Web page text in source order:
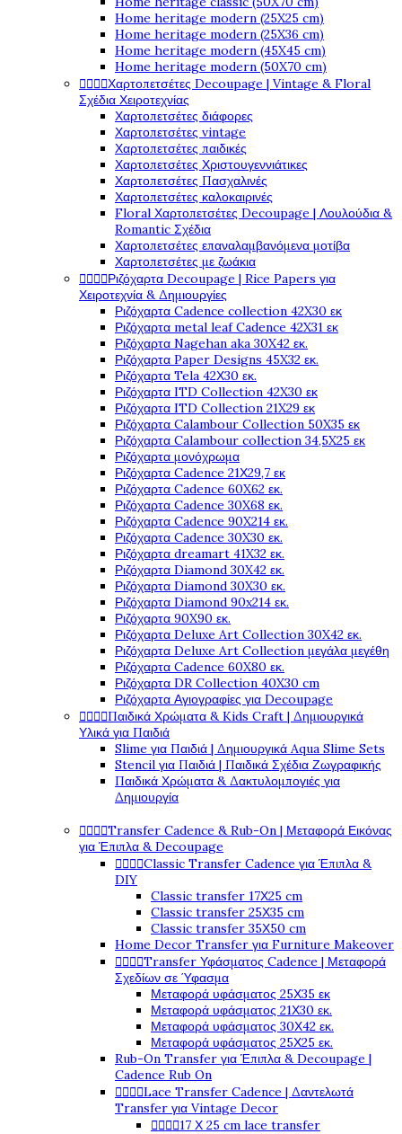
Home heritage modern (25X25 cm)
Home heritage modern (25X36 cm)
Home heritage modern (45X45 cm)
Home heritage modern (50X70 cm)
Χαρτοπετσέτες Decoupage | Vintage & Floral
Σχέδια Χειροτεχνίας
Χαρτοπετσέτες διάφορες
Χαρτοπετσέτες vintage
Χαρτοπετσέτες παιδικές
Χαρτοπετσέτες Χριστουγεννιάτικες
Χαρτοπετσέτες Πασχαλινές
Χαρτοπετσέτες καλοκαιρινές
Floral Χαρτοπετσέτες Decoupage | Λουλούδια &
Romantic Σχέδια
Χαρτοπετσέτες επαναλαμβανόμενα μοτίβα
Χαρτοπετσέτες με ζωάκια
Ριζόχαρτα Decoupage | Rice Papers για
Χειροτεχνία & Δημιουργίες
Ριζόχαρτα Cadence collection 42X30 εκ
Ριζόχαρτα metal leaf Cadence 42X31 εκ
Ριζόχαρτα Nagehan aka 30X42 εκ.
Ριζόχαρτα Paper Designs 45X32 εκ.
Ριζόχαρτα Tela 42Χ30 εκ.
Ριζόχαρτα ITD Collection 42X30 εκ
Ριζόχαρτα ITD Collection 21X29 εκ
Ριζόχαρτα Calambour Collection 50X35 εκ
Ριζόχαρτα Calambour collection 34,5X25 εκ
Ριζόχαρτα μονόχρωμα
Ριζόχαρτα Cadence 21Χ29,7 εκ
Ριζόχαρτα Cadence 60X62 εκ.
Ριζόχαρτα Cadence 30X68 εκ.
Ριζόχαρτα Cadence 90X214 εκ.
Ριζόχαρτα Cadence 30X30 εκ.
Ριζόχαρτα dreamart 41X32 εκ.
Ριζόχαρτα Diamond 30X42 εκ.
Ριζόχαρτα Diamond 30X30 εκ.
Ριζόχαρτα Diamond 90x214 εκ.
Ριζόχαρτα 90X90 εκ.
Ριζόχαρτα Deluxe Art Collection 30X42 εκ.
Ριζόχαρτα Deluxe Art Collection μεγάλα μεγέθη
Ριζόχαρτα Cadence 60X80 εκ.
Ριζόχαρτα DR Collection 40X30 cm
Ριζόχαρτα Αγιογραφίες για Decoupage
Παιδικά Χρώματα & Kids Craft | Δημιουργικά
Υλικά για Παιδιά
Slime για Παιδιά | Δημιουργικά Aqua Slime Sets
Stencil για Παιδιά | Παιδικά Σχέδια Ζωγραφικής
Παιδικά Χρώματα & Δακτυλομπογιές για
Δημιουργία
Transfer Cadence & Rub-On | Μεταφορά Εικόνας
για Έπιπλα & Decoupage
Classic Transfer Cadence για Έπιπλα &
DIY
Classic transfer 17Χ25 cm
Classic transfer 25Χ35 cm
Classic transfer 35Χ50 cm
Home Decor Transfer για Furniture Makeover
Transfer Υφάσματος Cadence | Μεταφορά
Σχεδίων σε Ύφασμα
Μεταφορά υφάσματος 25Χ35 εκ
Μεταφορά υφάσματος 21Χ30 εκ.
Μεταφορά υφάσματος 30Χ42 εκ.
Μεταφορά υφάσματος 25Χ25 εκ.
Rub-On Transfer για Έπιπλα & Decoupage |
Cadence Rub On
Lace Transfer Cadence | Δαντελωτά
Transfer για Vintage Decor
17 Χ 25 cm lace transfer